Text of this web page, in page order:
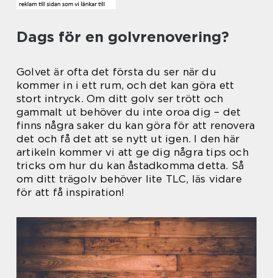
Dags för en golvrenovering?
Golvet är ofta det första du ser när du
kommer in i ett rum, och det kan göra ett
stort intryck. Om ditt golv ser trött och
gammalt ut behöver du inte oroa dig – det
finns några saker du kan göra för att renovera
det och få det att se nytt ut igen. I den här
artikeln kommer vi att ge dig några tips och
tricks om hur du kan åstadkomma detta. Så
om ditt trägolv behöver lite TLC, läs vidare
för att få inspiration!